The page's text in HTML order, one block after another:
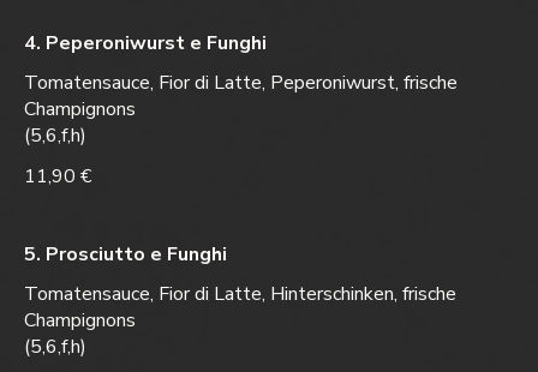
4. Peperoniwurst e Funghi
Tomatensauce, Fior di Latte, Peperoniwurst, frische
Champignons
(5,6,f,h)
11,90 €
5. Prosciutto e Funghi
Tomatensauce, Fior di Latte, Hinterschinken, frische
Champignons
(5,6,f,h)